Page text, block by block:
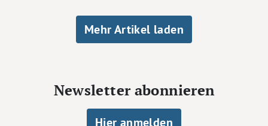
Seitennummerierung
Mehr Artikel laden
Newsletter abonnieren
Hier anmelden